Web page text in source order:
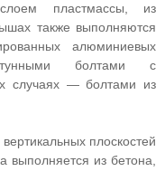
пластмассы, из
также выполняются
алюминиевых
болтами с
случаях — болтами из
плоскостей
выполняется из бетона,